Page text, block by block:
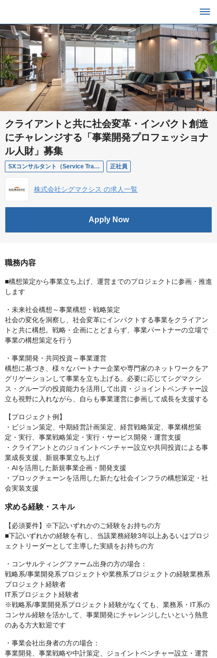
クライアントと共に社会変革・インパクト創造
にチャレンジする「事業開発プロフェッショナ
ル人財」募集
SXコンサルタント（Service Transformation Sherpa） 正社員
株式会社シグマクシス の求人一覧
Apply Now
職務内容
■構想策定から事業立ち上げ、運営までのプロジェクトに参画・推進
します
・未来社会構想～事業構想・戦略策定
社会の変化を洞察し、社会変革にインパクトする事業をクライアン
トと共に構想。戦略・企画にとどまらず、事業パートナーの立場で
事業の構想策定を行う
・事業開発・共同投資～事業運営
構想に基づき、様々なパートナー企業や専門家のネットワークをア
グリゲーションして事業を立ち上げる。必要に応じてシグマクシ
ス・グループの投資能力を活用して出資・ジョイントベンチャー設
立も視野に入れながら、自らも事業運営に参画して成長を支援する
【プロジェクト例】
・ビジョン策定、中期経営計画策定、経営戦略策定、事業構想策
定・実行、事業戦略策定・実行・サービス開発・運営支援
・クライアントとのジョイントベンチャー設立や共同投資による事
業成長支援、新規事業立ち上げ
・AIを活用した新規事業企画・開発支援
・ブロックチェーンを活用した新たな社会インフラの構想策定・社
会実装支援
求める経験・スキル
【必須要件】※下記いずれかのご経験をお持ちの方
■下記いずれかの経験を有し、当該業務経験3年以上あるいはプロジ
ェクトリーダーとして主導した実績をお持ちの方
・コンサルティングファーム出身の方の場合：
戦略系/事業開発系プロジェクトや業務系プロジェクトの経験業務系
プロジェクト経験者
IT系プロジェクト経験者
※戦略系/事業開発系プロジェクト経験がなくても、業務系・IT系の
コンサル経験を活かして、事業開発にチャレンジしたいという熱意
のある方大歓迎です
・事業会社出身者の方の場合：
事業開発、事業戦略や中計策定、ジョイントベンチャー設立・運営